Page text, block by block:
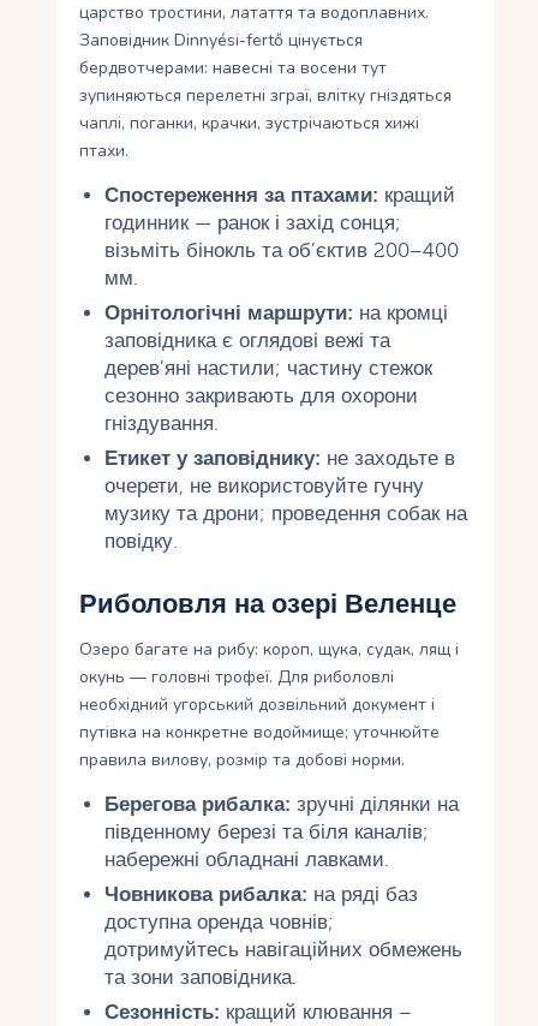
царство тростини, латаття та водоплавних.
Заповідник Dinnyési-fertő цінується
бердвотчерами: навесні та восени тут
зупиняються перелетні зграї, влітку гніздяться
чаплі, поганки, крачки, зустрічаються хижі
птахи.
Спостереження за птахами: кращий
годинник — ранок і захід сонця;
візьміть бінокль та об’єктив 200–400
мм.
Орнітологічні маршрути: на кромці
заповідника є оглядові вежі та
дерев’яні настили; частину стежок
сезонно закривають для охорони
гніздування.
Етикет у заповіднику: не заходьте в
очерети, не використовуйте гучну
музику та дрони; проведення собак на
повідку.
Риболовля на озері Веленце
Озеро багате на рибу: короп, щука, судак, лящ і
окунь — головні трофеї. Для риболовлі
необхідний угорський дозвільний документ і
путівка на конкретне водоймище; уточнюйте
правила вилову, розмір та добові норми.
Берегова рибалка: зручні ділянки на
південному березі та біля каналів;
набережні обладнані лавками.
Човникова рибалка: на ряді баз
доступна оренда човнів;
дотримуйтесь навігаційних обмежень
та зони заповідника.
Сезонність: кращий клювання –